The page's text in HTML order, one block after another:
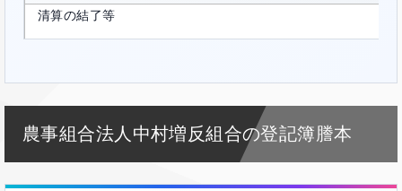
清算の結了等
農事組合法人中村増反組合の登記簿謄本